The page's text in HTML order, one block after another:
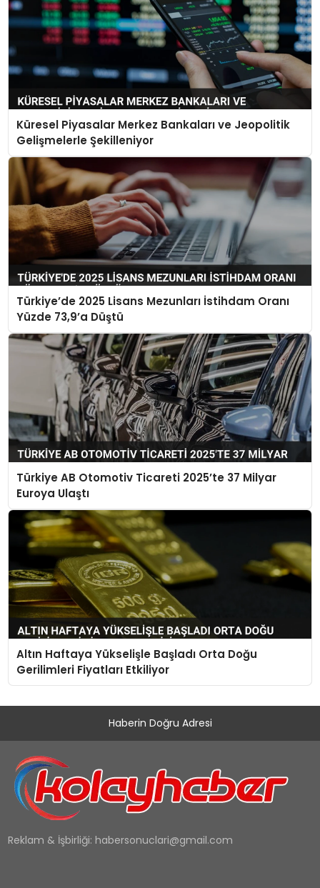
Küresel Piyasalar Merkez Bankaları ve Jeopolitik
Gelişmelerle Şekilleniyor
Türkiye’de 2025 Lisans Mezunları İstihdam Oranı
Yüzde 73,9’a Düştü
Türkiye AB Otomotiv Ticareti 2025’te 37 Milyar
Euroya Ulaştı
Altın Haftaya Yükselişle Başladı Orta Doğu
Gerilimleri Fiyatları Etkiliyor
Haberin Doğru Adresi
Reklam & İşbirliği: habersonuclari@gmail.com